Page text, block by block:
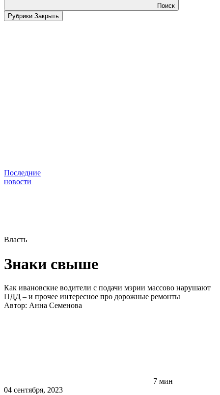
Поиск
Рубрики Закрыть
Последние
новости
Власть
Знаки свыше
Как ивановские водители с подачи мэрии массово нарушают
ПДД – и прочее интересное про дорожные ремонты
Автор: Анна Семенова
7 мин
04 сентября, 2023